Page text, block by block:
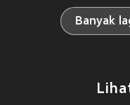
Banyak